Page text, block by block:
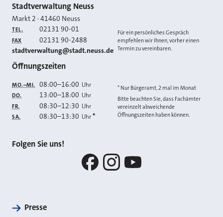
Kontakt
Stadtverwaltung Neuss
Markt 2 ·41460 Neuss
TEL. 02131 90-01
FAX 02131 90-2488
E-MAIL
stadtverwaltung@stadt.neuss.de
Für ein persönliches Gespräch
empfehlen wir Ihnen, vorher einen
Termin zu vereinbaren.
Öffnungszeiten
MO.–MI. 08:00–16:00 Uhr
DO. 13:00–18:00 Uhr
FR. 08:30–12:30 Uhr
SA. 08:30–13:30 Uhr *
* Nur Bürgeramt, 2 mal im Monat
Bitte beachten Sie, dass Fachämter
vereinzelt abweichende
Öffnungszeiten haben können.
Folgen Sie uns!
Presse